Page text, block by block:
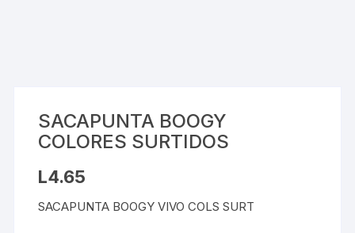
SACAPUNTA BOOGY
COLORES SURTIDOS
L4.65
SACAPUNTA BOOGY VIVO COLS SURT